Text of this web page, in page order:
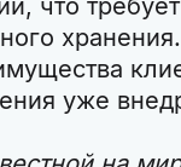
что
уже